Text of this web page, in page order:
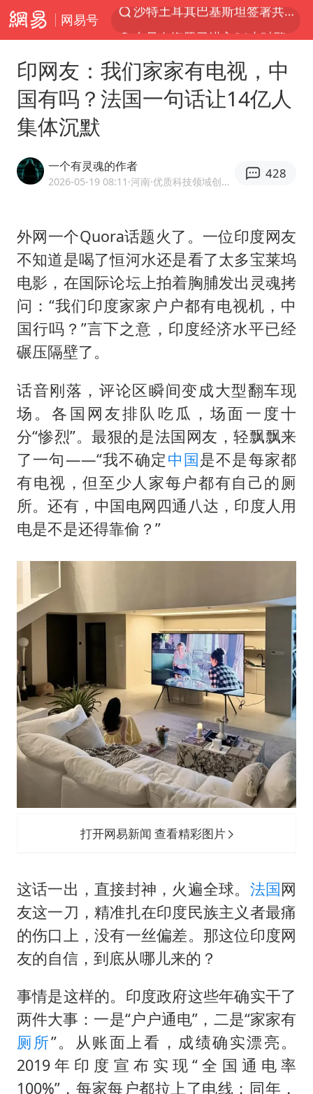
网易号
台风白海豚已进入24小时警戒线
U17国足点球大战淘汰河床晋级决赛
四川宜宾市高县4.9级地震致1人死亡
名创优品回应女子吐槽内裤质量差
中国女篮70-67险胜尼日利亚女篮
胡彦斌获《歌手2026》歌王
秋天的第一杯奶茶到底有多火
38岁演员求职万岁山NPC成功
国防部：中国军队坚决反制任何闹海挑衅图谋
东航：国内客票提前14天免费退改
夯实基础开新局
印网友：我们家家有电视，中
国有吗？法国一句话让14亿人
集体沉默
一个有灵魂的作者
2026-05-19 08:11 ·河南 ·优质科技领域创作者
428
外网一个Quora话题火了。一位印度网友
不知道是喝了恒河水还是看了太多宝莱坞
电影，在国际论坛上拍着胸脯发出灵魂拷
问：“我们印度家家户户都有电视机，中
国行吗？”言下之意，印度经济水平已经
碾压隔壁了。
话音刚落，评论区瞬间变成大型翻车现
场。各国网友排队吃瓜，场面一度十
分“惨烈”。最狠的是法国网友，轻飘飘来
了一句——“我不确定中国是不是每家都
有电视，但至少人家每户都有自己的厕
所。还有，中国电网四通八达，印度人用
电是不是还得靠偷？”
打开网易新闻 查看精彩图片
这话一出，直接封神，火遍全球。 法国网
友这一刀，精准扎在印度民族主义者最痛
的伤口上，没有一丝偏差。那这位印度网
友的自信，到底从哪儿来的？
事情是这样的。印度政府这些年确实干了
两件大事：一是“户户通电”，二是“家家有
厕所”。从账面上看，成绩确实漂亮。
2019年印度宣布实现“全国通电率
100%”，每家每户都拉上了电线；同年，